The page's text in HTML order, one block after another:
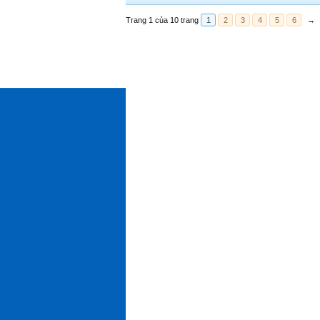
Trang 1 của 10 trang 1 2 3 4 5 6 →